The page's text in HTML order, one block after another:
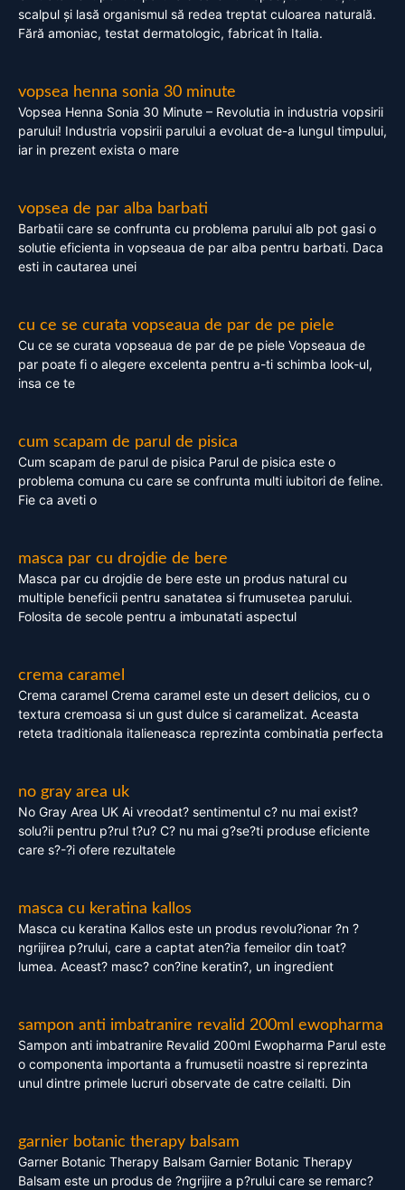
scalpul și lasă organismul să redea treptat culoarea naturală.
Fără amoniac, testat dermatologic, fabricat în Italia.
vopsea henna sonia 30 minute
Vopsea Henna Sonia 30 Minute – Revolutia in industria vopsirii
parului! Industria vopsirii parului a evoluat de-a lungul timpului,
iar in prezent exista o mare
vopsea de par alba barbati
Barbatii care se confrunta cu problema parului alb pot gasi o
solutie eficienta in vopseaua de par alba pentru barbati. Daca
esti in cautarea unei
cu ce se curata vopseaua de par de pe piele
Cu ce se curata vopseaua de par de pe piele Vopseaua de
par poate fi o alegere excelenta pentru a-ti schimba look-ul,
insa ce te
cum scapam de parul de pisica
Cum scapam de parul de pisica Parul de pisica este o
problema comuna cu care se confrunta multi iubitori de feline.
Fie ca aveti o
masca par cu drojdie de bere
Masca par cu drojdie de bere este un produs natural cu
multiple beneficii pentru sanatatea si frumusetea parului.
Folosita de secole pentru a imbunatati aspectul
crema caramel
Crema caramel Crema caramel este un desert delicios, cu o
textura cremoasa si un gust dulce si caramelizat. Aceasta
reteta traditionala italieneasca reprezinta combinatia perfecta
no gray area uk
No Gray Area UK Ai vreodat? sentimentul c? nu mai exist?
solu?ii pentru p?rul t?u? C? nu mai g?se?ti produse eficiente
care s?-?i ofere rezultatele
masca cu keratina kallos
Masca cu keratina Kallos este un produs revolu?ionar ?n ?
ngrijirea p?rului, care a captat aten?ia femeilor din toat?
lumea. Aceast? masc? con?ine keratin?, un ingredient
sampon anti imbatranire revalid 200ml ewopharma
Sampon anti imbatranire Revalid 200ml Ewopharma Parul este
o componenta importanta a frumusetii noastre si reprezinta
unul dintre primele lucruri observate de catre ceilalti. Din
garnier botanic therapy balsam
Garner Botanic Therapy Balsam Garnier Botanic Therapy
Balsam este un produs de ?ngrijire a p?rului care se remarc?